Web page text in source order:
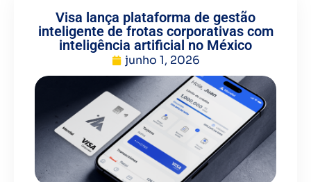
Visa lança plataforma de gestão
inteligente de frotas corporativas com
inteligência artificial no México
junho 1, 2026